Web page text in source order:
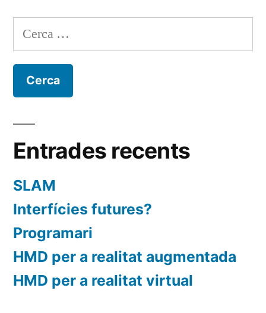
Cerca:
Entrades recents
SLAM
Interfícies futures?
Programari
HMD per a realitat augmentada
HMD per a realitat virtual